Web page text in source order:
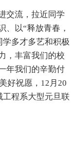
流，拉近同学
、以“释放青春，
学多才多艺和积极
，丰富我们的校
年我们的辛勤付
好祝愿，12月20
工程系大型元旦联